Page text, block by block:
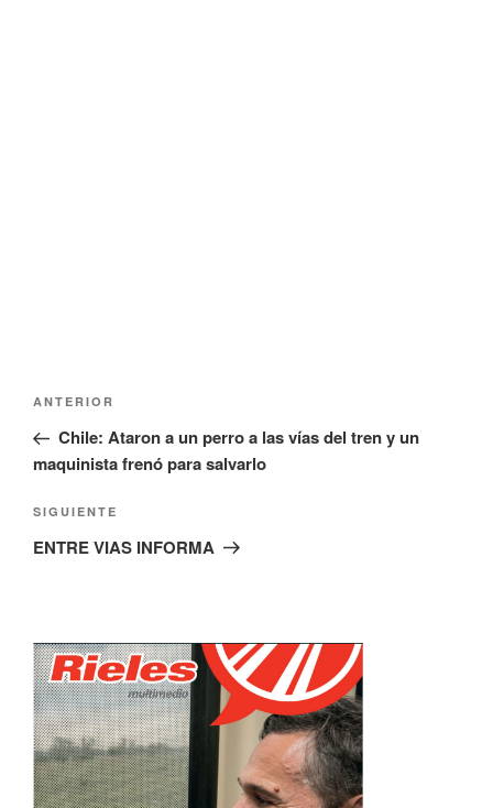
Navegación
entradas
Entrada
anterior:
ANTERIOR
Chile: Ataron a un perro a las vías del tren y un
maquinista frenó para salvarlo
Siguiente
entrada
SIGUIENTE
ENTRE VIAS INFORMA